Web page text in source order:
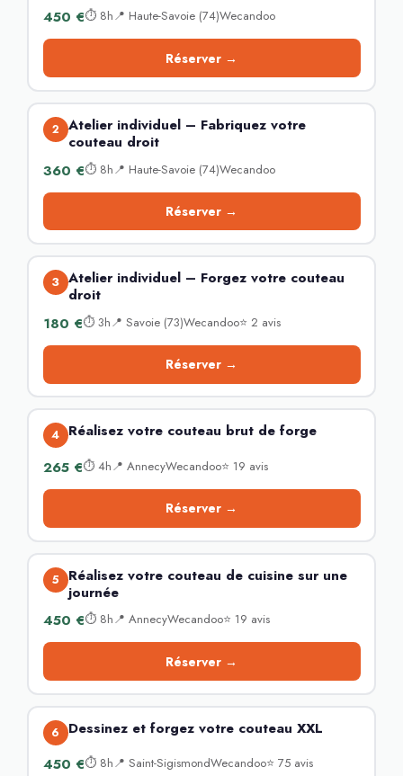
450 €⏱ 8h📍 Haute-Savoie (74)Wecandoo
Réserver →
2 Atelier individuel – Fabriquez votre
couteau droit
360 €⏱ 8h📍 Haute-Savoie (74)Wecandoo
Réserver →
3 Atelier individuel – Forgez votre couteau
droit
180 €⏱ 3h📍 Savoie (73)Wecandoo⭐ 2 avis
Réserver →
4 Réalisez votre couteau brut de forge
265 €⏱ 4h📍 AnnecyWecandoo⭐ 19 avis
Réserver →
5 Réalisez votre couteau de cuisine sur une
journée
450 €⏱ 8h📍 AnnecyWecandoo⭐ 19 avis
Réserver →
6 Dessinez et forgez votre couteau XXL
450 €⏱ 8h📍 Saint-SigismondWecandoo⭐ 75 avis